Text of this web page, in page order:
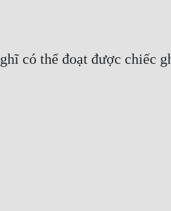
có thể đoạt được chiếc